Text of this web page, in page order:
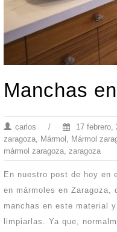
Manchas
carlos / 17 febrero,
zaragoza, Mármol , Mármol
mármol zaragoza, zaragoza
En nuestro post de hoy en
en mármoles en Zaragoza,
manchas en este material
limpiarlas. Ya que,